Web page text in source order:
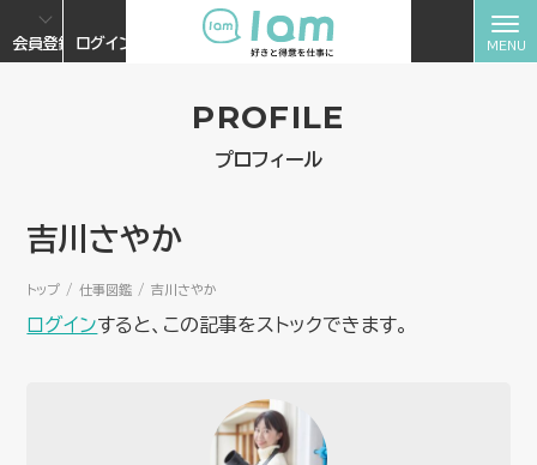
会員登録 ログイン
PROFILE
プロフィール
吉川さやか
トップ 仕事図鑑 吉川さやか
ログインすると、この記事をストックできます。